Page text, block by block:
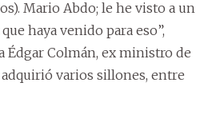
Mario Abdo; le he visto a un
haya venido para eso”,
Édgar Colmán, ex ministro de
varios sillones, entre